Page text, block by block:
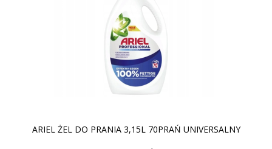
ARIEL ŻEL DO PRANIA 3,15L 70PRAŃ UNIVERSALNY